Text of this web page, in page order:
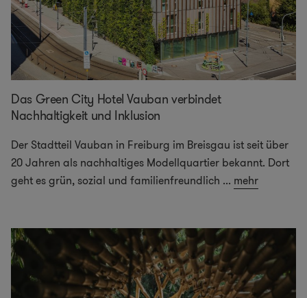
Das Green City Hotel Vauban verbindet
Nachhaltigkeit und Inklusion
Der Stadtteil Vauban in Freiburg im Breisgau ist seit über
20 Jahren als nachhaltiges Modellquartier bekannt. Dort
geht es grün, sozial und familienfreundlich ... mehr